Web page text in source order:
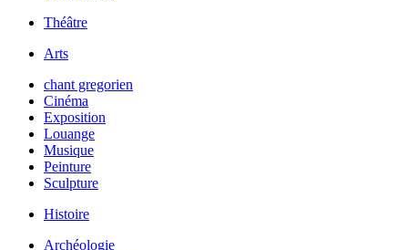
Théâtre
Arts
chant gregorien
Cinéma
Exposition
Louange
Musique
Peinture
Sculpture
Histoire
Archéologie